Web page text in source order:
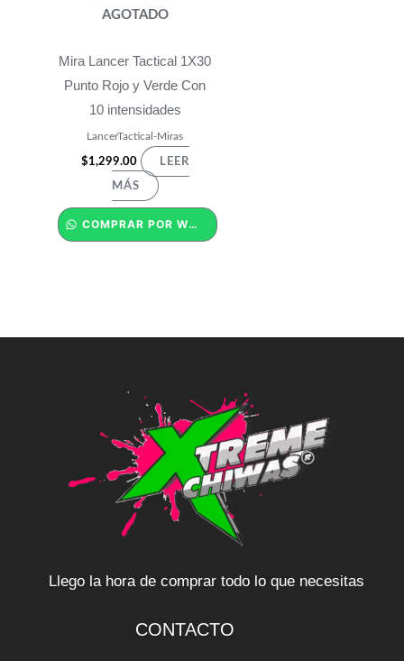
AGOTADO
Mira Lancer Tactical 1X30
Punto Rojo y Verde Con
10 intensidades
LancerTactical-Miras
$1,299.00 LEER
MÁS
COMPRAR POR WHATSAPP
Llego la hora de comprar todo lo que necesitas
CONTACTO